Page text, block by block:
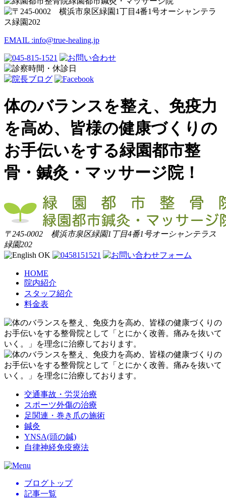
EMAIL :info@true-healing.jp
体のバランスを整え、免疫力
を高め、皆様の健康づくりの
お手伝いをする緑園都市整
骨・鍼灸・マッサージ院！
〒245-0002 横浜市泉区緑園1丁目4番1号オーシャンテラス
緑園202
HOME
院内紹介
スタッフ紹介
料金表
交通事故・労災治療
スポーツ外傷の治療
足関連・巻き爪の施術
鍼灸
YNSA(頭の鍼)
自律神経免疫療法
ブログトップ
記事一覧